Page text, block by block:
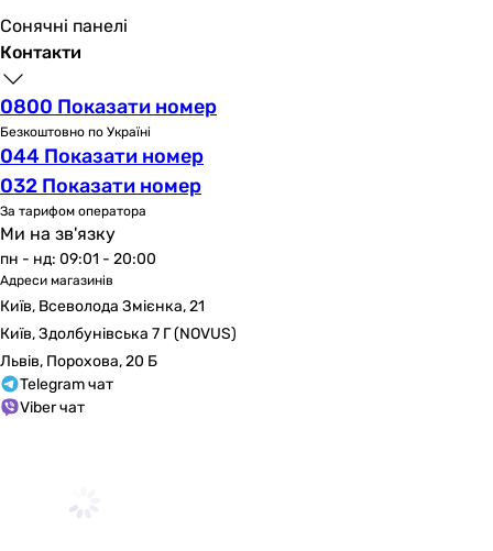
Сонячні панелі
Контакти
0800 Показати номер
Безкоштовно по Україні
044 Показати номер
032 Показати номер
За тарифом оператора
Ми на зв'язку
пн - нд: 09:01 - 20:00
Адреси магазинів
Київ, Всеволода Змієнка, 21
Київ, Здолбунівська 7 Г (NOVUS)
Львів, Порохова, 20 Б
Telegram чат
Viber чат